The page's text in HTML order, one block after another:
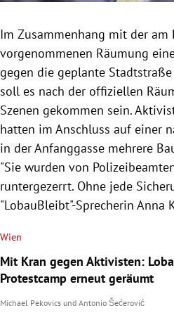
Untermenü
Im Zusammenhang mit der am
vorgenommenen Räumung
gegen die geplante
soll es nach der offiziellen
Szenen gekommen sein.
hatten im Anschluss auf einer
in der Anfanggasse mehrere
"Sie wurden von
runtergezerrt. Ohne jede
"LobauBleibt"-Sprecherin Anna
Wien
Mit Kran gegen Aktivisten:
Protestcamp erneut geräumt
Michael Pekovics und Antonio Šećerović